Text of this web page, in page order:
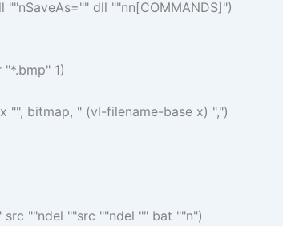
""nSaveAs="" dll ""nn[COMMANDS]")
"*.bmp" 1)
x "", bitmap, " (vl-filename-base x) ",")
src ""ndel ""src ""ndel "" bat ""n")